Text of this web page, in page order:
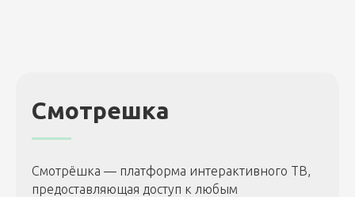
Смотрешка
Смотрёшка — платформа интерактивного ТВ,
предоставляющая доступ к любым